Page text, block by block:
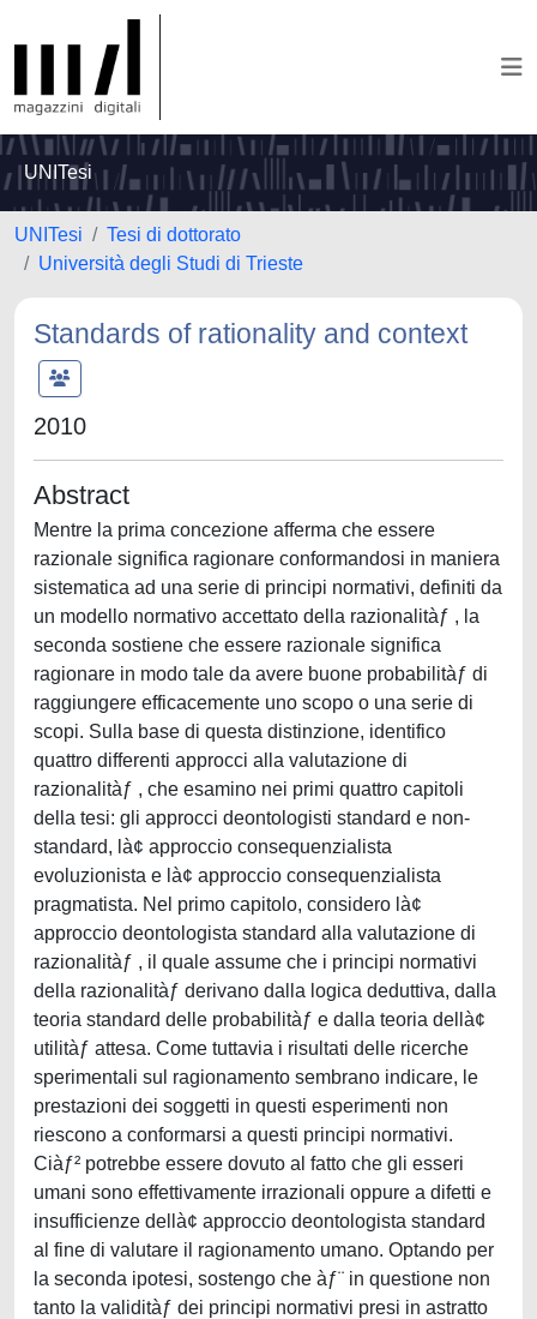
UNITesi
UNITesi
Tesi di dottorato
Università degli Studi di Trieste
Standards of rationality and context
2010
Abstract
Mentre la prima concezione afferma che essere
razionale significa ragionare conformandosi in maniera
sistematica ad una serie di principi normativi, definiti da
un modello normativo accettato della razionalitàƒ , la
seconda sostiene che essere razionale significa
ragionare in modo tale da avere buone probabilitàƒ di
raggiungere efficacemente uno scopo o una serie di
scopi. Sulla base di questa distinzione, identifico
quattro differenti approcci alla valutazione di
razionalitàƒ , che esamino nei primi quattro capitoli
della tesi: gli approcci deontologisti standard e non-
standard, là¢ approccio consequenzialista
evoluzionista e là¢ approccio consequenzialista
pragmatista. Nel primo capitolo, considero là¢
approccio deontologista standard alla valutazione di
razionalitàƒ , il quale assume che i principi normativi
della razionalitàƒ derivano dalla logica deduttiva, dalla
teoria standard delle probabilitàƒ e dalla teoria dellà¢
utilitàƒ attesa. Come tuttavia i risultati delle ricerche
sperimentali sul ragionamento sembrano indicare, le
prestazioni dei soggetti in questi esperimenti non
riescono a conformarsi a questi principi normativi.
Ciàƒ² potrebbe essere dovuto al fatto che gli esseri
umani sono effettivamente irrazionali oppure a difetti e
insufficienze dellà¢ approccio deontologista standard
al fine di valutare il ragionamento umano. Optando per
la seconda ipotesi, sostengo che àƒ¨ in questione non
tanto la validitàƒ dei principi normativi presi in astratto